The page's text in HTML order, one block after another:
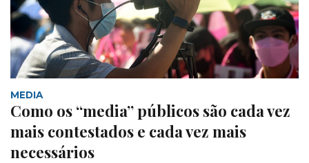
MEDIA
Como os “media” públicos são cada vez
mais contestados e cada vez mais
necessários